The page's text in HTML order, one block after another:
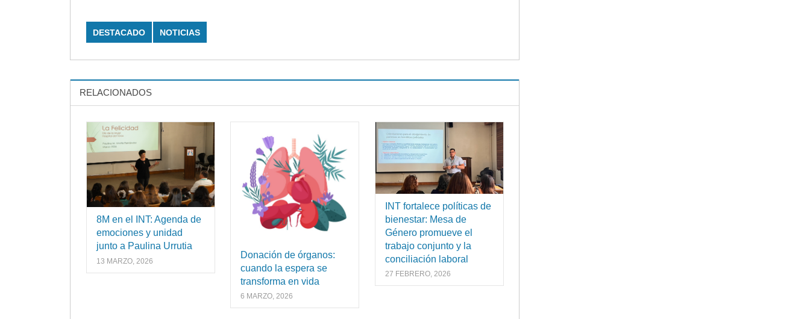
DESTACADO NOTICIAS
RELACIONADOS
8M en el INT: Agenda de
emociones y unidad
junto a Paulina Urrutia
13 MARZO, 2026
Donación de órganos:
cuando la espera se
transforma en vida
6 MARZO, 2026
INT fortalece políticas de
bienestar: Mesa de
Género promueve el
trabajo conjunto y la
conciliación laboral
27 FEBRERO, 2026